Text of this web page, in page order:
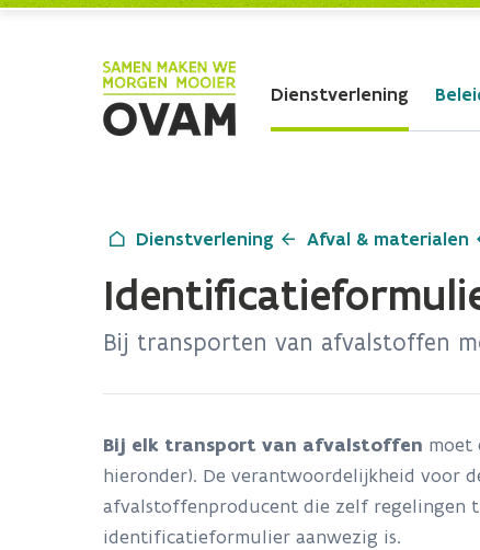
Dienstverlening
Dienstverlening Afval & materialen
Bij transporten van afvalstoffen
Bij elk transport van afvalstoffen moet
hieronder). De verantwoordelijkheid voor
afvalstoffenproducent die zelf regelingen
identificatieformulier aanwezig is.